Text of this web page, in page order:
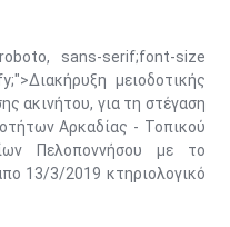
sans-serif;font-size
μειοδοτικής
ακινήτου, για τη στέγαση
Αρκαδίας - Τοπικού
Πελοποννήσου με το
13/3/2019 κτηριολογικό